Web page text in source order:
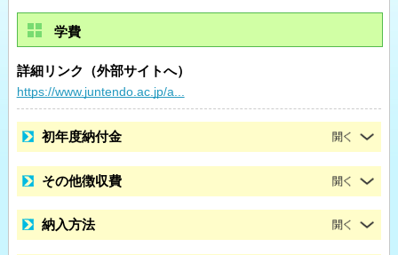
学費
詳細リンク（外部サイトへ）
https://www.juntendo.ac.jp/a...
初年度納付金
その他徴収費
納入方法